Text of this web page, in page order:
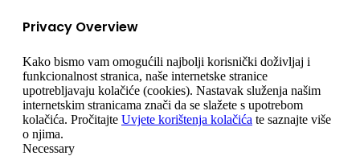
Privacy Overview
Kako bismo vam omogućili najbolji korisnički doživljaj i
funkcionalnost stranica, naše internetske stranice
upotrebljavaju kolačiće (cookies). Nastavak služenja našim
internetskim stranicama znači da se slažete s upotrebom
kolačića. Pročitajte Uvjete korištenja kolačića te saznajte više
o njima.
Necessary